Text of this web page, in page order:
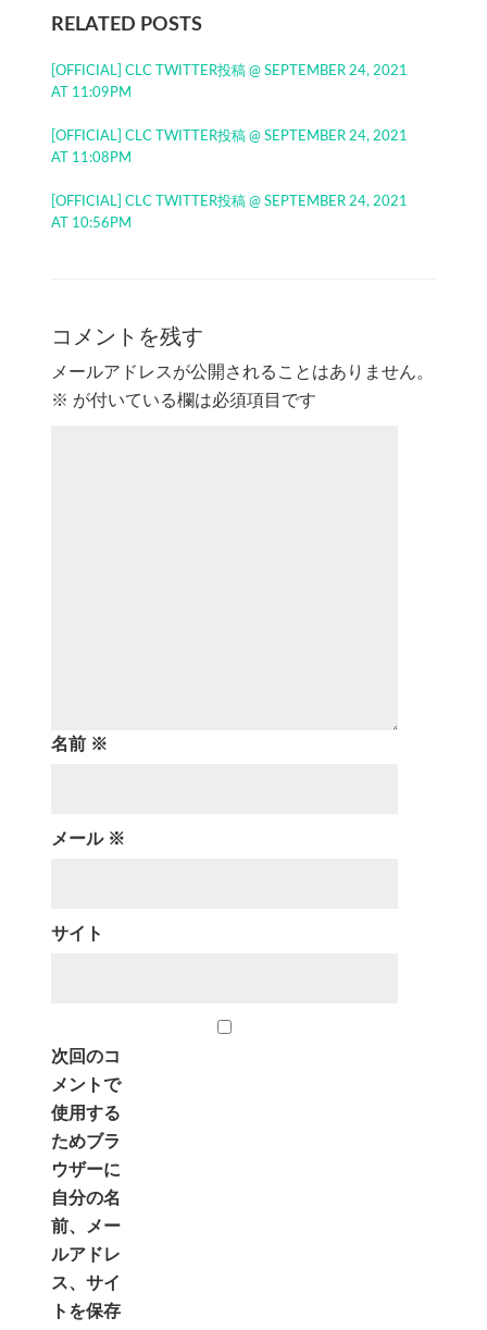
RELATED POSTS
[OFFICIAL] CLC TWITTER投稿 @ SEPTEMBER 24, 2021
AT 11:09PM
[OFFICIAL] CLC TWITTER投稿 @ SEPTEMBER 24, 2021
AT 11:08PM
[OFFICIAL] CLC TWITTER投稿 @ SEPTEMBER 24, 2021
AT 10:56PM
コメントを残す
メールアドレスが公開されることはありません。
※ が付いている欄は必須項目です
名前 ※
メール ※
サイト
次回のコ
メントで
使用する
ためブラ
ウザーに
自分の名
前、メー
ルアドレ
ス、サイ
トを保存